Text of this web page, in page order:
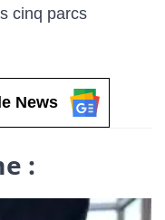
cinq parcs
News
: